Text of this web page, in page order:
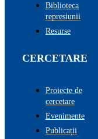
Biblioteca
represiunii
Resurse
CERCETARE
Proiecte de
cercetare
Evenimente
Publicații